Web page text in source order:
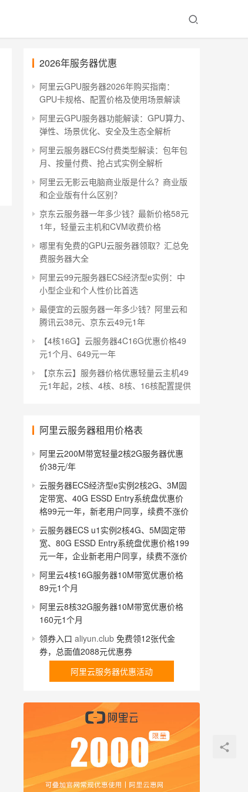
2026年服务器优惠
阿里云GPU服务器2026年购买指南：
GPU卡规格、配置价格及使用场景解读
阿里云GPU服务器功能解读：GPU算力、
弹性、场景优化、安全及生态全解析
阿里云服务器ECS付费类型解读：包年包
月、按量付费、抢占式实例全解析
阿里云无影云电脑商业版是什么？商业版
和企业版有什么区别？
京东云服务器一年多少钱？最新价格58元
1年，轻量云主机和CVM收费价格
哪里有免费的GPU云服务器领取？汇总免
费服务器大全
阿里云99元服务器ECS经济型e实例：中
小型企业和个人性价比首选
最便宜的云服务器一年多少钱？阿里云和
腾讯云38元、京东云49元1年
【4核16G】云服务器4C16G优惠价格49
元1个月、649元一年
【京东云】服务器价格优惠轻量云主机49
元1年起，2核、4核、8核、16核配置提供
阿里云服务器租用价格表
阿里云200M带宽轻量2核2G服务器优惠
价38元/年
云服务器ECS经济型e实例2核2G、3M固
定带宽、40G ESSD Entry系统盘优惠价
格99元一年，新老用户同享，续费不涨价
云服务器ECS u1实例2核4G、5M固定带
宽、80G ESSD Entry系统盘优惠价格199
元一年，企业新老用户同享，续费不涨价
阿里云4核16G服务器10M带宽优惠价格
89元1个月
阿里云8核32G服务器10M带宽优惠价格
160元1个月
领券入口 aliyun.club 免费领12张代金
券，总面值2088元优惠券
阿里云服务器优惠活动